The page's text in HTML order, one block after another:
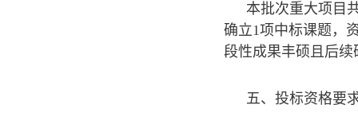
本批次重大项目
确立1项中标课题，
段性成果丰硕且后
五、投标资格要